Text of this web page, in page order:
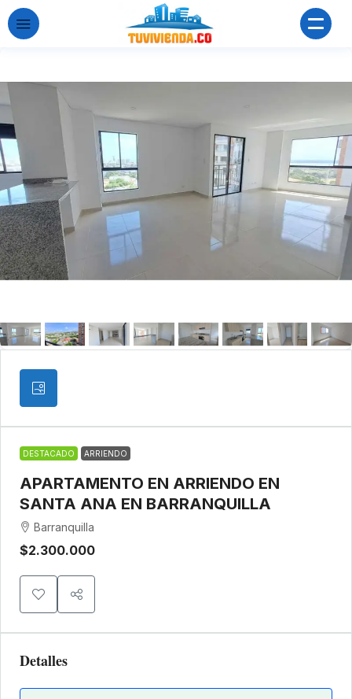
DESTACADO ARRIENDO
APARTAMENTO EN ARRIENDO EN
SANTA ANA EN BARRANQUILLA
Barranquilla
$2.300.000
Detalles